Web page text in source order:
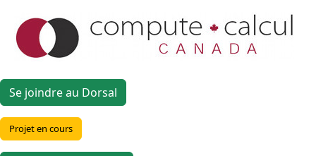
Se joindre au Dorsal
Projet en cours